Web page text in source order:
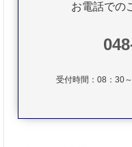
お電話での
受付時間：08：30